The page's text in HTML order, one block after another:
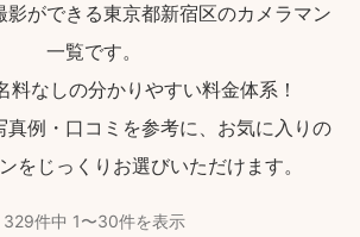
影ができる東京都新宿区のカメラマン
一覧です。
なしの分かりやすい料金体系！
真例・口コミを参考に、お気に入りの
をじっくりお選びいただけます。
329件中 1〜30件を表示